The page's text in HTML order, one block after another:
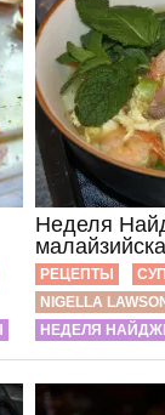
Неделя
РЕЦЕПТЫ
NIGELLA
НЕДЕЛЯ